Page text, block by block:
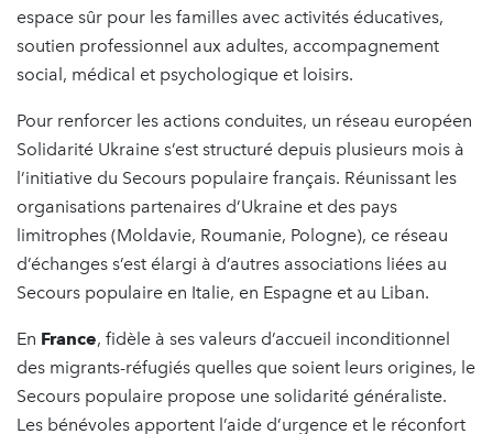
espace sûr pour les familles avec activités éducatives,
soutien professionnel aux adultes, accompagnement
social, médical et psychologique et loisirs.
Pour renforcer les actions conduites, un réseau européen
Solidarité Ukraine s’est structuré depuis plusieurs mois à
l’initiative du Secours populaire français. Réunissant les
organisations partenaires d’Ukraine et des pays
limitrophes (Moldavie, Roumanie, Pologne), ce réseau
d’échanges s’est élargi à d’autres associations liées au
Secours populaire en Italie, en Espagne et au Liban.
En France, fidèle à ses valeurs d’accueil inconditionnel
des migrants-réfugiés quelles que soient leurs origines, le
Secours populaire propose une solidarité généraliste.
Les bénévoles apportent l’aide d’urgence et le réconfort